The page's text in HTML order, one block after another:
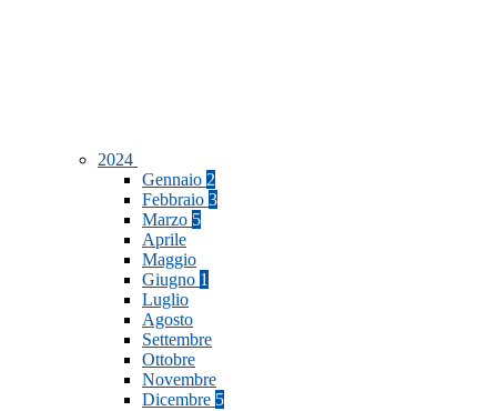
2024
Gennaio 2
Febbraio 3
Marzo 5
Aprile
Maggio
Giugno 1
Luglio
Agosto
Settembre
Ottobre
Novembre
Dicembre 5